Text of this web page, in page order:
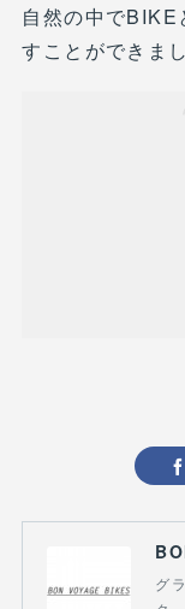
自然の中で
すことができまし
グ